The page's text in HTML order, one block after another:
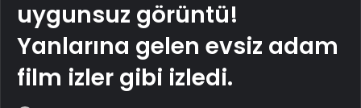
uygunsuz görüntü!
Yanlarına gelen evsiz adam
film izler gibi izledi.